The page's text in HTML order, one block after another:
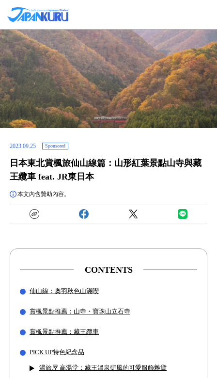
2023.09.25 Sponsored
日本東北賞楓旅仙山線篇：山形紅葉景點山寺與藏
王纜車 feat. JR東日本
本文內含贊助內容。
CONTENTS
仙山線：奧羽秋色山滿喫
賞楓景點推薦：山寺・寶珠山立石寺
賞楓景點推薦：藏王纜車
PICK UP特色紀念品
湯旅屋 高湯堂：藏王溫泉街風的可愛服飾雜貨